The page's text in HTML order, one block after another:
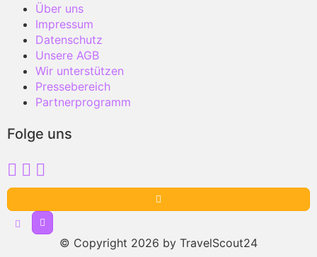
Über uns
Impressum
Datenschutz
Unsere AGB
Wir unterstützen
Pressebereich
Partnerprogramm
Folge uns
© Copyright 2026 by TravelScout24